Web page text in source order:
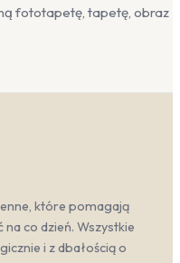
fototapetę, tapetę, obraz
które pomagają
co dzień. Wszystkie
i z dbałością o